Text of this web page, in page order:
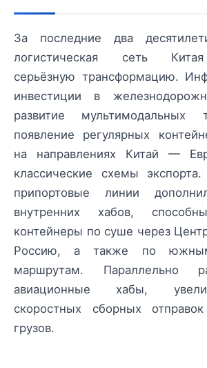
За последние два
логистическая сеть
серьёзную трансформацию.
инвестиции в
развитие мультимодальных
появление регулярных
на направлениях Китай —
классические схемы
припортовые линии
внутренних хабов,
контейнеры по суше через
Россию, а также по
маршрутам. Параллельно
авиационные хабы,
скоростных сборных
грузов.